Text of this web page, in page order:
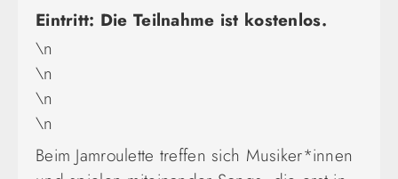
Eintritt: Die Teilnahme ist kostenlos.
\n
\n
\n
\n
Beim Jamroulette treffen sich Musiker*innen